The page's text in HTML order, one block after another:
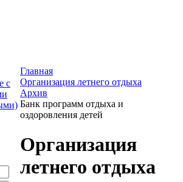
с
Главная
Организация летнего отдыха
Архив
Банк программ отдыха и
оздоровления детей
Организация
летнего отдыха